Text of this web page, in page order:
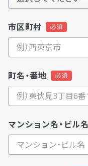
市区町村
町名・番地
マンション名・ビル名